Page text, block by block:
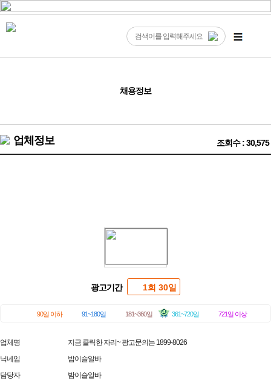
채용정보
업체정보 조회수 : 30,575
광고기간 1회 30일
90일 이하 91~180일 181~360일 361~720일 721일 이상
업체명
지금 클릭한 자리~ 광고문의는 1899-8026
닉네임
밤이슬알바
담당자
밤이슬알바